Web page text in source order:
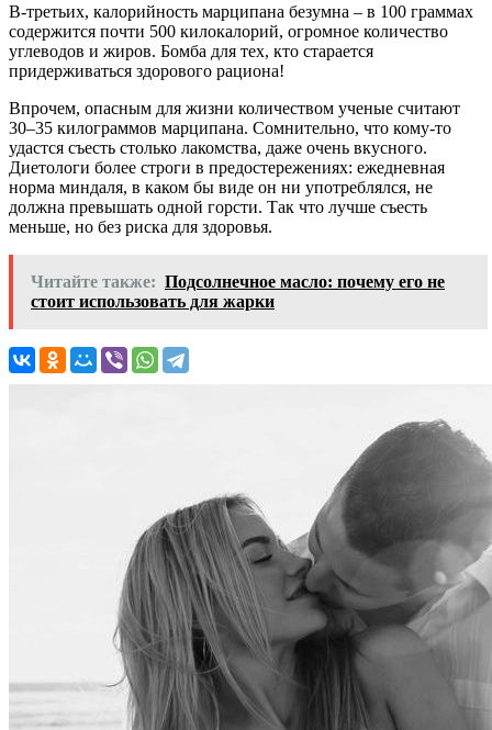
В-третьих, калорийность марципана безумна – в 100 граммах
содержится почти 500 килокалорий, огромное количество
углеводов и жиров. Бомба для тех, кто старается
придерживаться здорового рациона!
Впрочем, опасным для жизни количеством ученые считают
30–35 килограммов марципана. Сомнительно, что кому-то
удастся съесть столько лакомства, даже очень вкусного.
Диетологи более строги в предостережениях: ежедневная
норма миндаля, в каком бы виде он ни употреблялся, не
должна превышать одной горсти. Так что лучше съесть
меньше, но без риска для здоровья.
Читайте также: Подсолнечное масло: почему его не
стоит использовать для жарки